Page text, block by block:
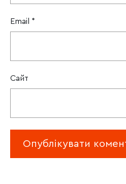
Email *
Сайт